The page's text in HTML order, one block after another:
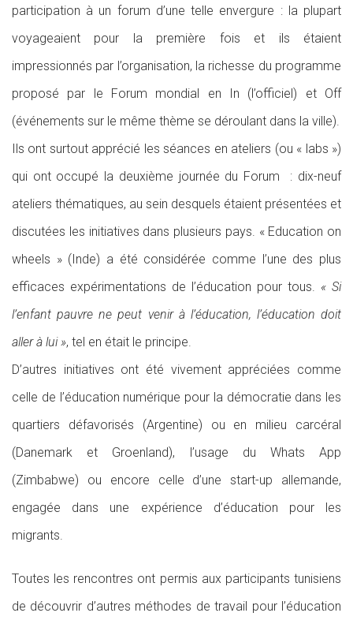
participation à un forum d’une telle envergure : la plupart
voyageaient pour la première fois et ils étaient
impressionnés par l’organisation, la richesse du programme
proposé par le Forum mondial en In (l’officiel) et Off
(événements sur le même thème se déroulant dans la ville).
Ils ont surtout apprécié les séances en ateliers (ou « labs »)
qui ont occupé la deuxième journée du Forum : dix-neuf
ateliers thématiques, au sein desquels étaient présentées et
discutées les initiatives dans plusieurs pays. « Education on
wheels » (Inde) a été considérée comme l’une des plus
efficaces expérimentations de l’éducation pour tous. « Si
l’enfant pauvre ne peut venir à l’éducation, l’éducation doit
aller à lui », tel en était le principe.
D’autres initiatives ont été vivement appréciées comme
celle de l’éducation numérique pour la démocratie dans les
quartiers défavorisés (Argentine) ou en milieu carcéral
(Danemark et Groenland), l’usage du Whats App
(Zimbabwe) ou encore celle d’une start-up allemande,
engagée dans une expérience d’éducation pour les
migrants.
Toutes les rencontres ont permis aux participants tunisiens
de découvrir d’autres méthodes de travail pour l’éducation